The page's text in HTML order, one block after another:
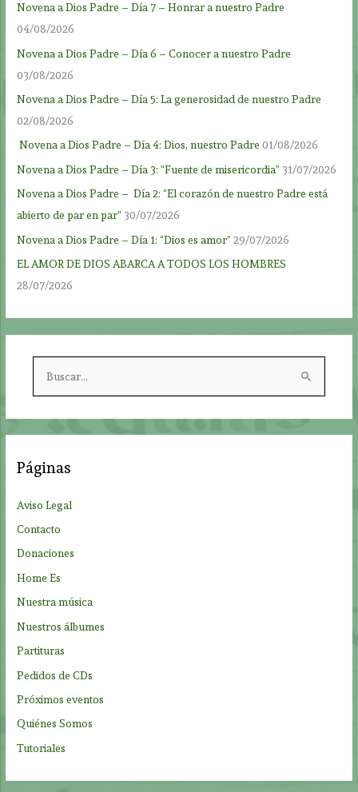
Novena a Dios Padre – Día 7 – Honrar a nuestro Padre
04/08/2026
Novena a Dios Padre – Día 6 – Conocer a nuestro Padre
03/08/2026
Novena a Dios Padre – Día 5: La generosidad de nuestro Padre
02/08/2026
Novena a Dios Padre – Día 4: Dios, nuestro Padre 01/08/2026
Novena a Dios Padre – Día 3: “Fuente de misericordia” 31/07/2026
Novena a Dios Padre – Día 2: “El corazón de nuestro Padre está
abierto de par en par” 30/07/2026
Novena a Dios Padre – Día 1: “Dios es amor” 29/07/2026
EL AMOR DE DIOS ABARCA A TODOS LOS HOMBRES
28/07/2026
c
r
:
Páginas
Aviso Legal
Contacto
Donaciones
Home Es
Nuestra música
Nuestros álbumes
Partituras
Pedidos de CDs
Próximos eventos
Quiénes Somos
Tutoriales